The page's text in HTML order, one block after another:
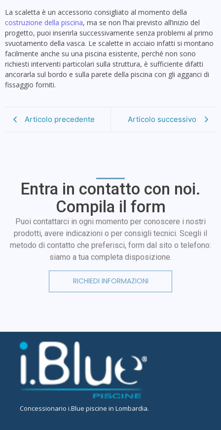
La scaletta è un accessorio consigliato al momento della
costruzione della piscina, ma se non l’hai previsto all’inizio del
progetto, puoi inserirla successivamente senza problemi al primo
svuotamento della vasca. Le scalette in acciaio infatti si montano
facilmente anche su una piscina esistente, perché non sono
richiesti interventi particolari sulla struttura, è sufficiente difatti
ancorarla sul bordo e sulla parete della piscina con gli agganci di
fissaggio forniti.
Articolo precedente Articolo successivo
Entra in contatto con noi.
Compila il form
Puoi contattarci in ogni momento per conoscere i nostri
prodotti, avere indicazioni o per consigli tecnici. Scegli il
metodo di contatto che preferisci, form dal sito o telefono:
siamo a tua completa disposizione.
RICHIEDI INFORMAZIONI
Concessionario i.Blue piscine in Lombardia.